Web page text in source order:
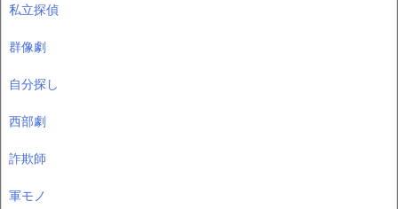
私立探偵
群像劇
自分探し
西部劇
詐欺師
軍モノ